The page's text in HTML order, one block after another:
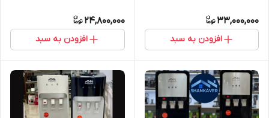
33,000,000
افزودن به سبد
24,800,000
افزودن به سبد